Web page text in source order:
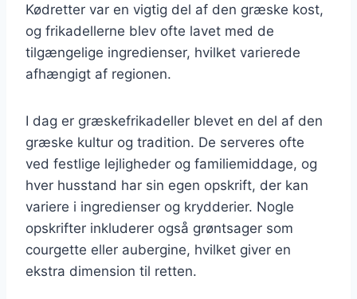
Kødretter var en vigtig del af den græske kost,
og frikadellerne blev ofte lavet med de
tilgængelige ingredienser, hvilket varierede
afhængigt af regionen.
I dag er græskefrikadeller blevet en del af den
græske kultur og tradition. De serveres ofte
ved festlige lejligheder og familiemiddage, og
hver husstand har sin egen opskrift, der kan
variere i ingredienser og krydderier. Nogle
opskrifter inkluderer også grøntsager som
courgette eller aubergine, hvilket giver en
ekstra dimension til retten.